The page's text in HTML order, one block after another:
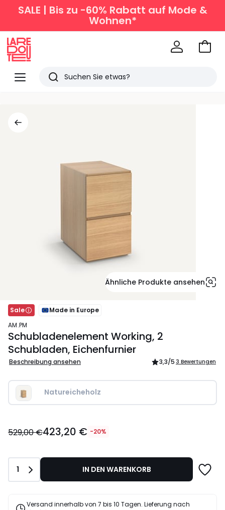
SALE | Bis zu -60% Rabatt auf Mode &
Wohnen*
Menü
Redoute
Suchen
Zum
Ähnliche Produkte ansehen
Sale
Made in Europe
AM.PM
Schubladenelement Working, 2
Schubladen, Eichenfurnier
Beschreibung ansehen 3,3/5 3 Bewertungen
Natureicheholz
€
20%
Rabatt
529,00 €423,20 € -20%
Anzahl
1 IN DEN WARENKORB
Versand innerhalb von 7 bis 10 Tagen. Lieferung nach